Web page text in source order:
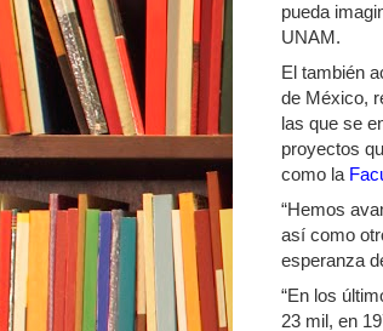
pueda
UNAM.
El también
de México,
las que se
proyectos
como la
“Hemos
así como
esperanza
“En los
23 mil, en